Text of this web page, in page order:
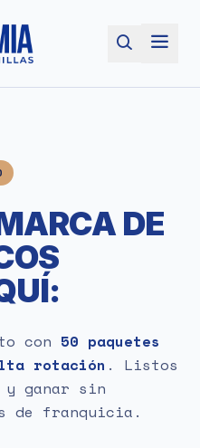
DE
con 50 paquetes
rotación . Listos
y ganar sin
de franquicia.